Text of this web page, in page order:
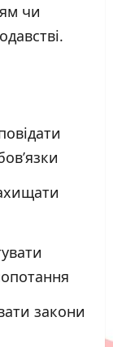
чи
закони